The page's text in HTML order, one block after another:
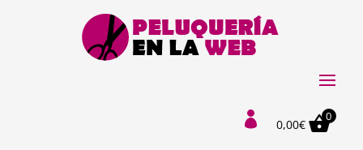
 0,00€
0